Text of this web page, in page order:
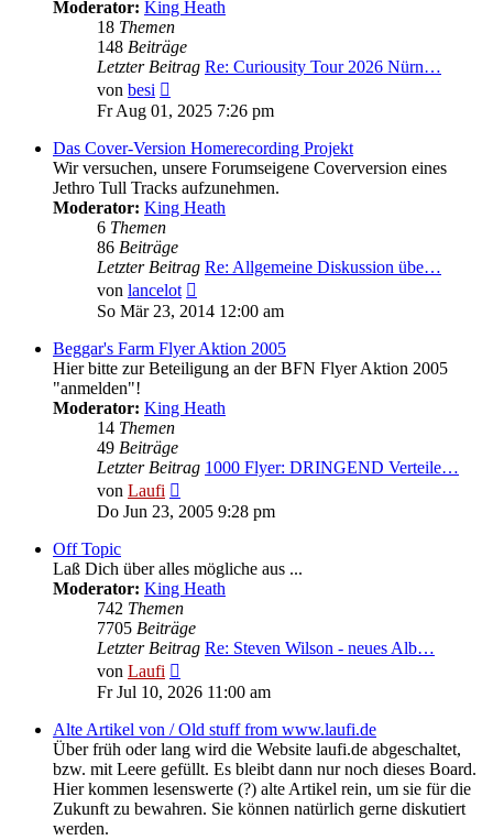
Moderator: King Heath
18 Themen
148 Beiträge
Letzter Beitrag Re: Curiousity Tour 2026 Nürn…
von besi
Beitrag
Fr Aug 01, 2025 7:26 pm
Das Cover-Version Homerecording Projekt
Wir versuchen, unsere Forumseigene Coverversion eines
Jethro Tull Tracks aufzunehmen.
Moderator: King Heath
6 Themen
86 Beiträge
Letzter Beitrag Re: Allgemeine Diskussion übe…
von lancelot
Beitrag
So Mär 23, 2014 12:00 am
Beggar's Farm Flyer Aktion 2005
Hier bitte zur Beteiligung an der BFN Flyer Aktion 2005
"anmelden"!
Moderator: King Heath
14 Themen
49 Beiträge
Letzter Beitrag 1000 Flyer: DRINGEND Verteile…
von Laufi
Beitrag
Do Jun 23, 2005 9:28 pm
Off Topic
Laß Dich über alles mögliche aus ...
Moderator: King Heath
742 Themen
7705 Beiträge
Letzter Beitrag Re: Steven Wilson - neues Alb…
von Laufi
Beitrag
Fr Jul 10, 2026 11:00 am
Alte Artikel von / Old stuff from www.laufi.de
Über früh oder lang wird die Website laufi.de abgeschaltet,
bzw. mit Leere gefüllt. Es bleibt dann nur noch dieses Board.
Hier kommen lesenswerte (?) alte Artikel rein, um sie für die
Zukunft zu bewahren. Sie können natürlich gerne diskutiert
werden.